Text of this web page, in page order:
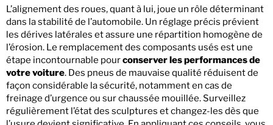
L’alignement des roues, quant à lui, joue un rôle déterminant
dans la stabilité de l’automobile. Un réglage précis prévient
les dérives latérales et assure une répartition homogène de
l’érosion. Le remplacement des composants usés est une
étape incontournable pourconserver les performances de
votre voiture. Des pneus de mauvaise qualité réduisent de
façon considérable la sécurité, notamment en cas de
freinage d’urgence ou sur chaussée mouillée. Surveillez
régulièrement l’état des sculptures et changez-les dès que